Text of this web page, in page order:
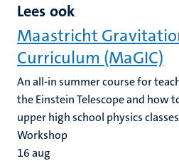
Lees ook
Maastricht
Curriculum (MaGIC)
An all-in summer course for
the Einstein Telescope and how
upper high school physics
Workshop
16aug